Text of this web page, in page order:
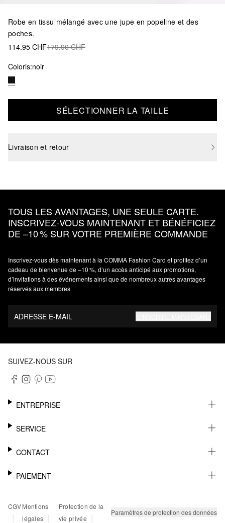
Robe en tissu mélangé avec une jupe en popeline et des
poches.
114.95 CHF179.90 CHF
Coloris:noir
SÉLECTIONNER LA TAILLE
Livraison et retour
TOUS LES AVANTAGES, UNE SEULE CARTE.
INSCRIVEZ‑VOUS MAINTENANT ET BÉNÉFICIEZ
DE –10 % SUR VOTRE PREMIÈRE COMMANDE
Inscrivez‑vous dès maintenant à la COMMA Fashion Card et profitez d’un
cadeau de bienvenue de –10 %, d’un accès anticipé aux promotions,
d’invitations à des événements ainsi que de nombreux autres avantages
réservés aux membres
ADRESSE E-MAIL
SUIVEZ-NOUS SUR
ENTREPRISE
CARRIÈRE
SERVICE
NEWSLETTER
MÉMO
RETOURS
FAQ
CONTACT
AIDE
PAIEMENT
PAYPAL
CARTE BANCAIRE
CGV
|
Mentions
légales |
Protection de la
vie privée
| Paramètres de protection des données